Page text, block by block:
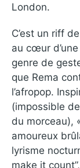
London.
C’est un riff
au cœur
genre de
que Rema
l’afropop.
(impossible
du morceau),
amoureux
lyrisme
make it